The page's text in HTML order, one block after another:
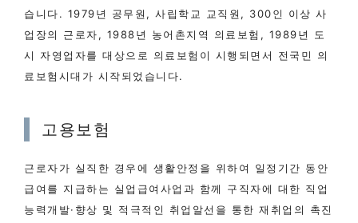
습니다. 1979년 공무원, 사립학교 교직원, 300인 이상 사
업장의 근로자, 1988년 농어촌지역 의료보험, 1989년 도
시 자영업자를 대상으로 의료보험이 시행되면서 전국민 의
료보험시대가 시작되었습니다.
고용보험
근로자가 실직한 경우에 생활안정을 위하여 일정기간 동안
급여를 지급하는 실업급여사업과 함께 구직자에 대한 직업
능력개발·향상 및 적극적인 취업알선을 통한 재취업의 촉진